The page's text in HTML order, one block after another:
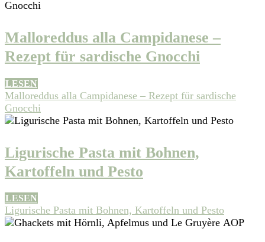
Malloreddus alla Campidanese –
Rezept für sardische Gnocchi
LESEN
Malloreddus alla Campidanese – Rezept für sardische
Gnocchi
Ligurische Pasta mit Bohnen,
Kartoffeln und Pesto
LESEN
Ligurische Pasta mit Bohnen, Kartoffeln und Pesto